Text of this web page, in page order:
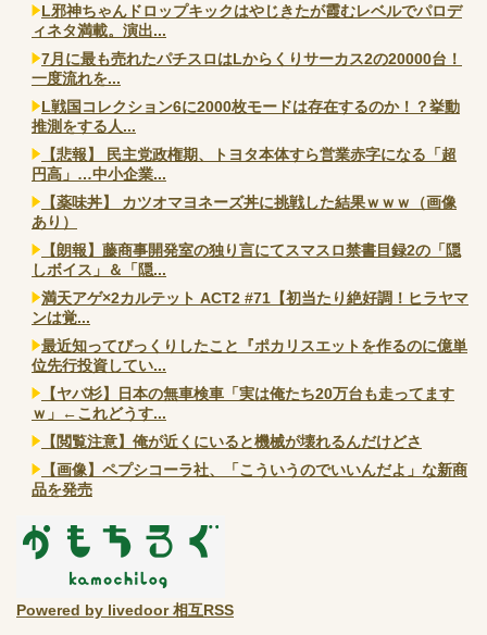
L邪神ちゃんドロップキックはやじきたが霞むレベルでパロデ
ィネタ満載。演出...
7月に最も売れたパチスロはLからくりサーカス2の20000台！
一度流れを...
L戦国コレクション6に2000枚モードは存在するのか！？挙動
推測をする人...
【悲報】 民主党政権期、トヨタ本体すら営業赤字になる「超
円高」…中小企業...
【薬味丼】 カツオマヨネーズ丼に挑戦した結果ｗｗｗ（画像
あり）
【朗報】藤商事開発室の独り言にてスマスロ禁書目録2の「隠
しボイス」＆「隠...
満天アゲ×2カルテット ACT2 #71【初当たり絶好調！ヒラヤマ
ンは覚...
最近知ってびっくりしたこと『ポカリスエットを作るのに億単
位先行投資してい...
【ヤバ杉】日本の無車検車「実は俺たち20万台も走ってます
ｗ」←これどうす...
【閲覧注意】俺が近くにいると機械が壊れるんだけどさ
【画像】ペプシコーラ社、「こういうのでいいんだよ」な新商
品を発売
Powered by livedoor 相互RSS